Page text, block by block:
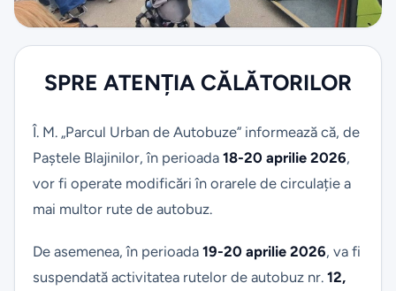
SPRE ATENŢIA CĂLĂTORILOR
Î. M. „Parcul Urban de Autobuze” informează că, de
Paștele Blajinilor, în perioada 18-20 aprilie 2026,
vor fi operate modificări în orarele de circulație a
mai multor rute de autobuz.
De asemenea, în perioada 19-20 aprilie 2026, va fi
suspendată activitatea rutelor de autobuz nr. 12,